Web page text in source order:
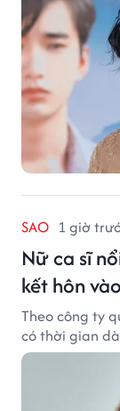
SAO 1 giờ
Nữ ca sĩ
kết hôn
Theo công ty
có thời gian